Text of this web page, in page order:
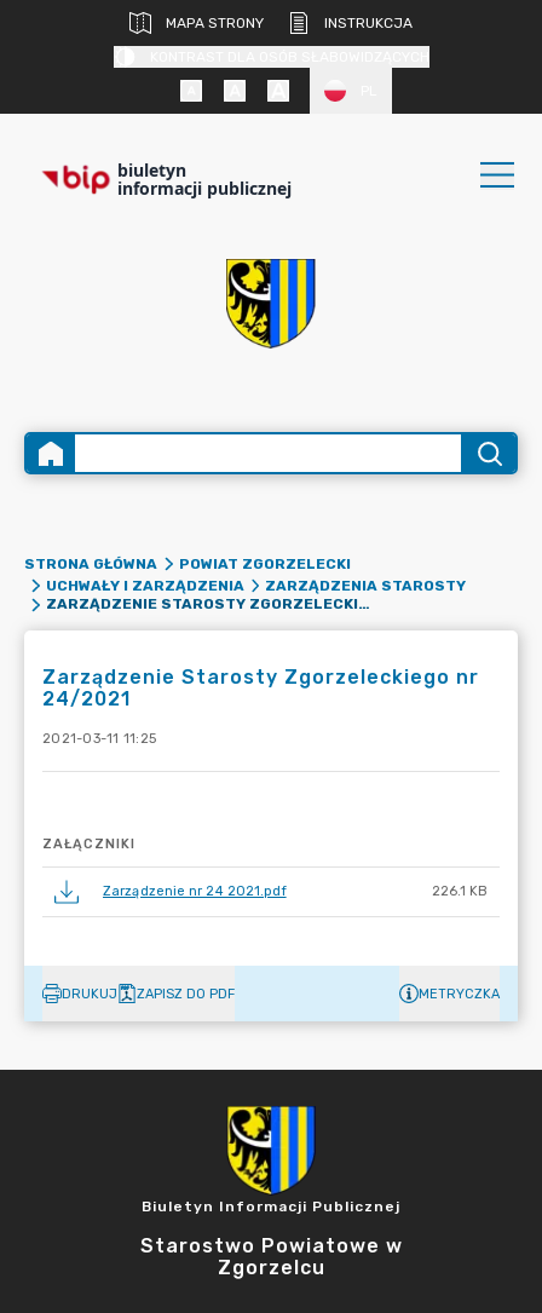
MAPA STRONY
INSTRUKCJA
biuletyn
informacji publicznej
STRONA GŁÓWNA
POWIAT ZGORZELECKI
UCHWAŁY I ZARZĄDZENIA
ZARZĄDZENIA STAROSTY
ZARZĄDZENIE STAROSTY ZGORZELECKIEGO NR 24/2021
Zarządzenie Starosty Zgorzeleckiego nr
24/2021
2021-03-11 11:25
ZAŁĄCZNIKI
Zarządzenie nr 24 2021.pdf 226.1 KB
DRUKUJ ZAPISZ DO PDF METRYCZKA
Biuletyn Informacji Publicznej
Starostwo Powiatowe w
Zgorzelcu